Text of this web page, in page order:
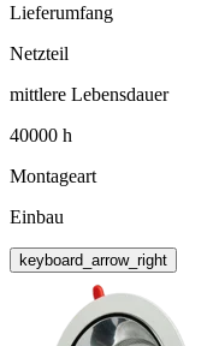
Lieferumfang
Netzteil
mittlere Lebensdauer
40000 h
Montageart
Einbau
keyboard_arrow_right